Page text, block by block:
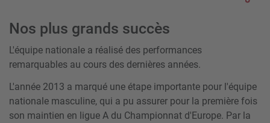
Nos plus grands succès
L'équipe nationale a réalisé des performances
remarquables au cours des dernières années.
L'année 2013 a marqué une étape importante pour l'équipe
nationale masculine, qui a pu assurer pour la première fois
son maintien en ligue A du Championnat d'Europe. Par la